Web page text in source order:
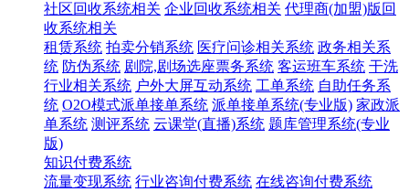
社区回收系统相关 企业回收系统相关 代理商(加盟)版回
收系统相关
租赁系统 拍卖分销系统 医疗问诊相关系统 政务相关系
统 防伪系统 剧院,剧场选座票务系统 客运班车系统 干洗
行业相关系统 户外大屏互动系统 工单系统 自助任务系
统 O2O模式派单接单系统 派单接单系统(专业版) 家政派
单系统 测评系统 云课堂(直播)系统 题库管理系统(专业
版)
知识付费系统
流量变现系统 行业咨询付费系统 在线咨询付费系统